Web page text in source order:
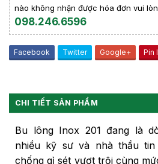
nào không nhận được hóa đơn vui
098.246.6596
Facebook Twitter Google+ Pin
CHI TIẾT SẢN PHẨM
Bu lông Inox 201 đang là
nhiều kỹ sư và nhà thầu
chống gỉ sét vượt trội cùng